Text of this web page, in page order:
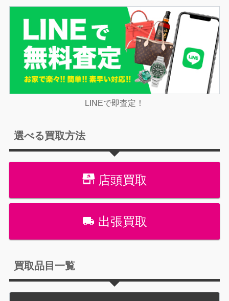
LINEで即査定！
選べる買取方法
店頭買取
出張買取
買取品目一覧